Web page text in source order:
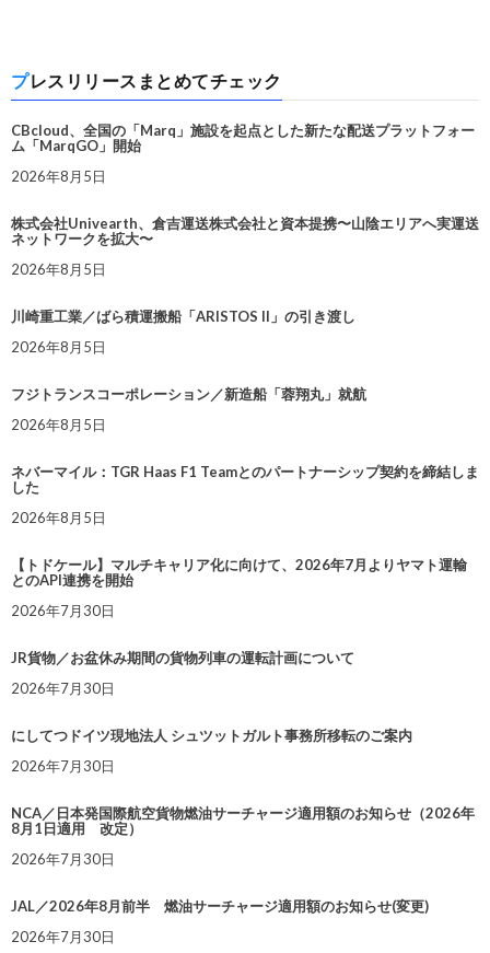
プレスリリースまとめてチェック
CBcloud、全国の「Marq」施設を起点とした新たな配送プラットフォー
ム「MarqGO」開始
2026年8月5日
株式会社Univearth、倉吉運送株式会社と資本提携〜山陰エリアへ実運送
ネットワークを拡大〜
2026年8月5日
川崎重工業／ばら積運搬船「ARISTOS II」の引き渡し
2026年8月5日
フジトランスコーポレーション／新造船「蓉翔丸」就航
2026年8月5日
ネバーマイル：TGR Haas F1 Teamとのパートナーシップ契約を締結しま
した
2026年8月5日
【トドケール】マルチキャリア化に向けて、2026年7月よりヤマト運輸
とのAPI連携を開始
2026年7月30日
JR貨物／お盆休み期間の貨物列車の運転計画について
2026年7月30日
にしてつドイツ現地法人 シュツットガルト事務所移転のご案内
2026年7月30日
NCA／日本発国際航空貨物燃油サーチャージ適用額のお知らせ（2026年
8月1日適用 改定）
2026年7月30日
JAL／2026年8月前半 燃油サーチャージ適用額のお知らせ(変更)
2026年7月30日